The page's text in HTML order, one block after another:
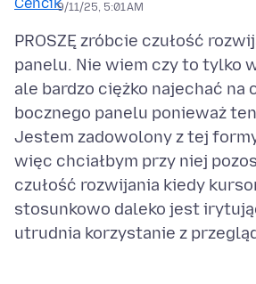
9/11/25, 5:01 AM
PROSZĘ zróbcie czułość
panelu. Nie wiem czy to tylko
ale bardzo ciężko najechać na
bocznego panelu ponieważ
Jestem zadowolony z tej
więc chciałbym przy niej
czułość rozwijania kiedy
stosunkowo daleko jest